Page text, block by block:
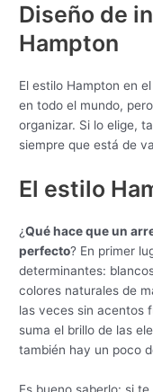
Diseño de
Hampton
El estilo Hampton en
en todo el mundo,
organizar. Si lo elige,
siempre que está de
El estilo
¿Qué hace que un
perfecto? En primer
determinantes:
colores naturales de
las veces sin acentos
suma el brillo de las
también hay un poco